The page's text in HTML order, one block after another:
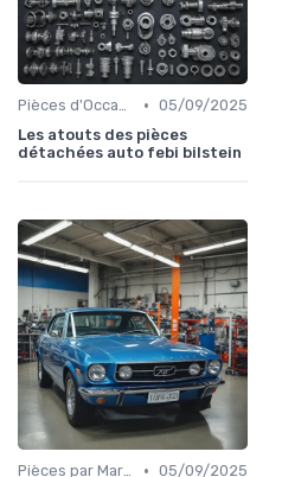
Pièces d'Occasion et Reconditionnées • 05/09/2025
Les atouts des pièces
détachées auto febi bilstein
Pièces par Marque de Voiture • 05/09/2025